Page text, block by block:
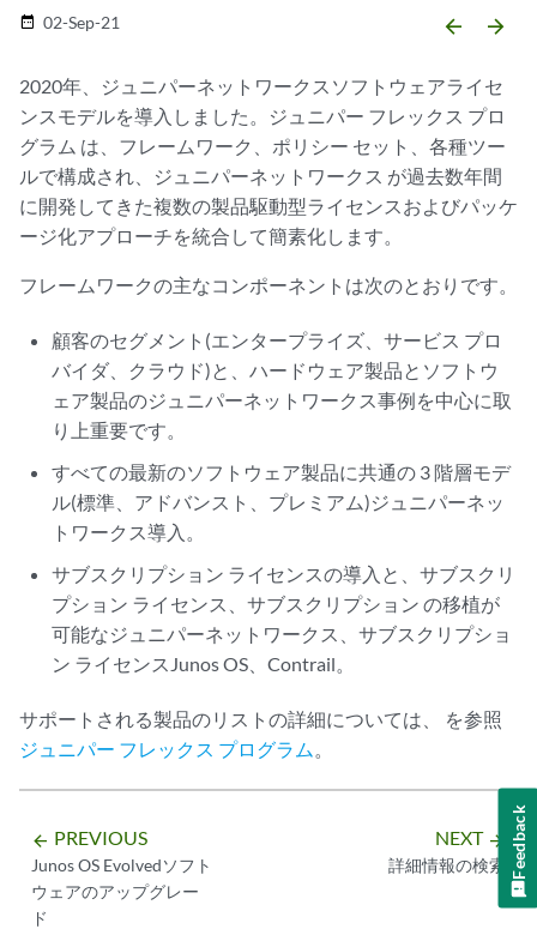
date_range 02-Sep-21 arrow_backward arrow_forward
2020年、ジュニパーネットワークスソフトウェアライセ
ンスモデルを導入しました。ジュニパー フレックス プロ
グラム は、フレームワーク、ポリシー セット、各種ツー
ルで構成され、ジュニパーネットワークス が過去数年間
に開発してきた複数の製品駆動型ライセンスおよびパッケ
ージ化アプローチを統合して簡素化します。
フレームワークの主なコンポーネントは次のとおりです。
顧客のセグメント(エンタープライズ、サービス プロ
バイダ、クラウド)と、ハードウェア製品とソフトウ
ェア製品のジュニパーネットワークス事例を中心に取
り上重要です。
すべての最新のソフトウェア製品に共通の 3 階層モデ
ル(標準、アドバンスト、プレミアム)ジュニパーネッ
トワークス導入。
サブスクリプション ライセンスの導入と、サブスクリ
プション ライセンス、サブスクリプション の移植が
可能なジュニパーネットワークス、サブスクリプショ
ン ライセンスJunos OS、Contrail。
サポートされる製品のリストの詳細については、 を参照
ジュニパー フレックス プログラム 。
arrow_backward PREVIOUS
Junos OS Evolvedソフト
ウェアのアップグレー
ド
NEXT arrow_forward
詳細情報の検索 Feedback